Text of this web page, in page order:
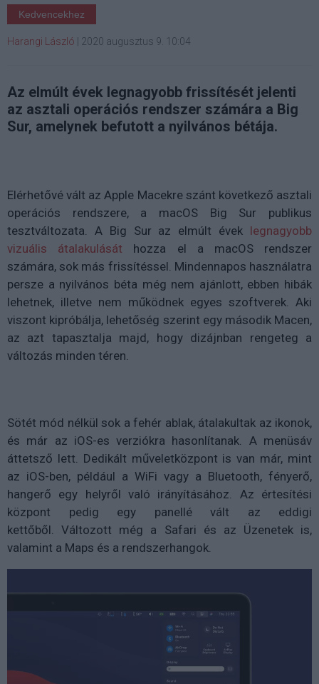
Kedvencekhez
Harangi László 2020 augusztus 9. 10:04
Az elmúlt évek legnagyobb frissítését jelenti
az asztali operációs rendszer számára a Big
Sur, amelynek befutott a nyilvános bétája.
Elérhetővé vált az Apple Macekre szánt következő asztali
operációs rendszere, a macOS Big Sur publikus
tesztváltozata. A Big Sur az elmúlt évek legnagyobb
vizuális átalakulását hozza el a macOS rendszer
számára, sok más frissítéssel. Mindennapos használatra
persze a nyilvános béta még nem ajánlott, ebben hibák
lehetnek, illetve nem működnek egyes szoftverek. Aki
viszont kipróbálja, lehetőség szerint egy második Macen,
az azt tapasztalja majd, hogy dizájnban rengeteg a
változás minden téren.
Sötét mód nélkül sok a fehér ablak, átalakultak az ikonok,
és már az iOS-es verziókra hasonlítanak. A menüsáv
áttetsző lett. Dedikált műveletközpont is van már, mint
az iOS-ben, például a WiFi vagy a Bluetooth, fényerő,
hangerő egy helyről való irányításához. Az értesítési
központ pedig egy panellé vált az eddigi
kettőből. Változott még a Safari és az Üzenetek is,
valamint a Maps és a rendszerhangok.